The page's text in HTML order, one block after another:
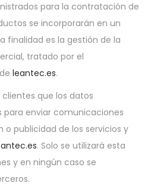
para la contratación de
se incorporarán en un
finalidad es la gestión de la
tratado por el
leantec.es.
que los datos
para enviar comunicaciones
publicidad de los servicios y
. Solo se utilizará esta
y en ningún caso se